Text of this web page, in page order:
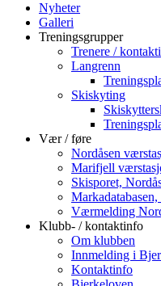
Nyheter
Galleri
Treningsgrupper
Trenere /
Langrenn
Skiskyting
Vær / føre
Nordåsen
Marifjell
Skisporet,
Værmelding
Klubb- / kontaktinfo
Om klubben
Innmelding i
Kontaktinfo